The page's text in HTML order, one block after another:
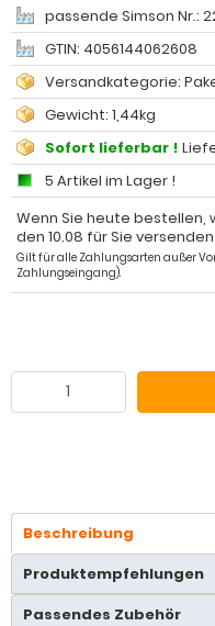
passende Simson Nr.:
GTIN: 4056144062608
Versandkategorie:
Gewicht: 1,44kg
Sofort lieferbar !
5 Artikel im Lager !
Wenn Sie heute bestellen,
den 10.08 für Sie
Gilt für alle Zahlungsarten außer
Zahlungseingang).
Beschreibung
Produktempfehlungen
Passendes Zubehör